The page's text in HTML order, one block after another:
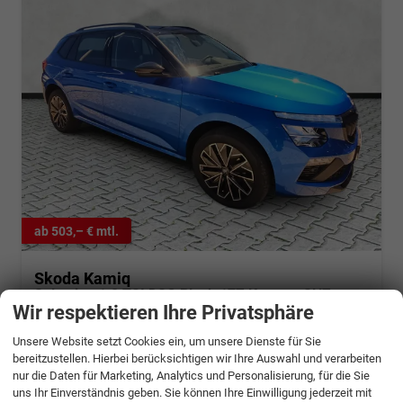
ab 503,– € mtl.
Skoda Kamiq
Selection 1.0 TSI DSG Black 17Z Kamera SHZ
sofort lieferbar Fahrzeug mit Tageszulassung
Fahrzeugnr. 1341460 Getriebe Automatik
Kraftstoff Benzin Außenfarbe
Race-Blau Metallic
Wir respektieren Ihre Privatsphäre
Unsere Website setzt Cookies ein, um unsere Dienste für Sie
bereitzustellen. Hierbei berücksichtigen wir Ihre Auswahl und verarbeiten
nur die Daten für Marketing, Analytics und Personalisierung, für die Sie
uns Ihr Einverständnis geben. Sie können Ihre Einwilligung jederzeit mit